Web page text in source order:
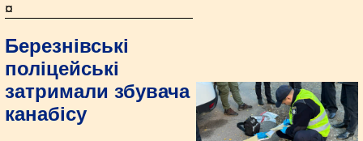
¤
Березнівські
поліцейські
затримали збувача
канабісу